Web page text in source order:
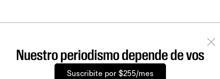
Nuestro periodismo depende de vos
Suscribite por $255/mes